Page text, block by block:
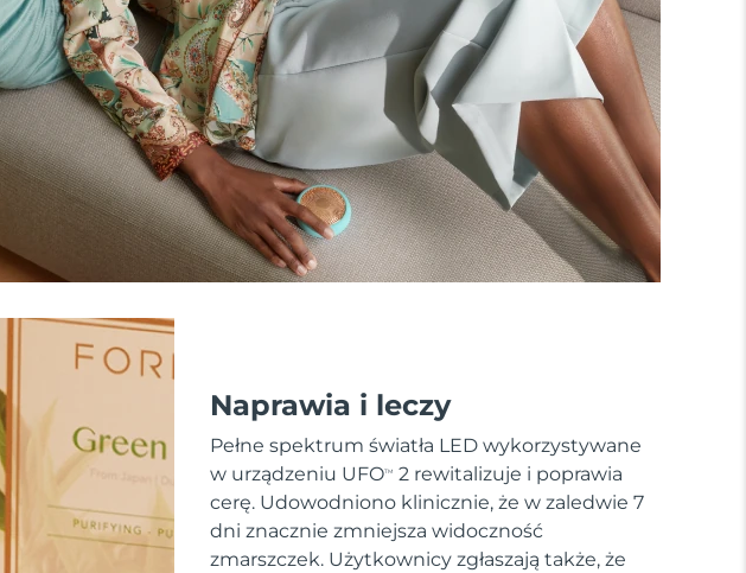
Naprawia i leczy
Pełne spektrum światła LED wykorzystywane
w urządzeniu UFOTM
2 rewitalizuje i poprawia
cerę. Udowodniono klinicznie, że w zaledwie 7
dni znacznie zmniejsza widoczność
zmarszczek. Użytkownicy zgłaszają także, że